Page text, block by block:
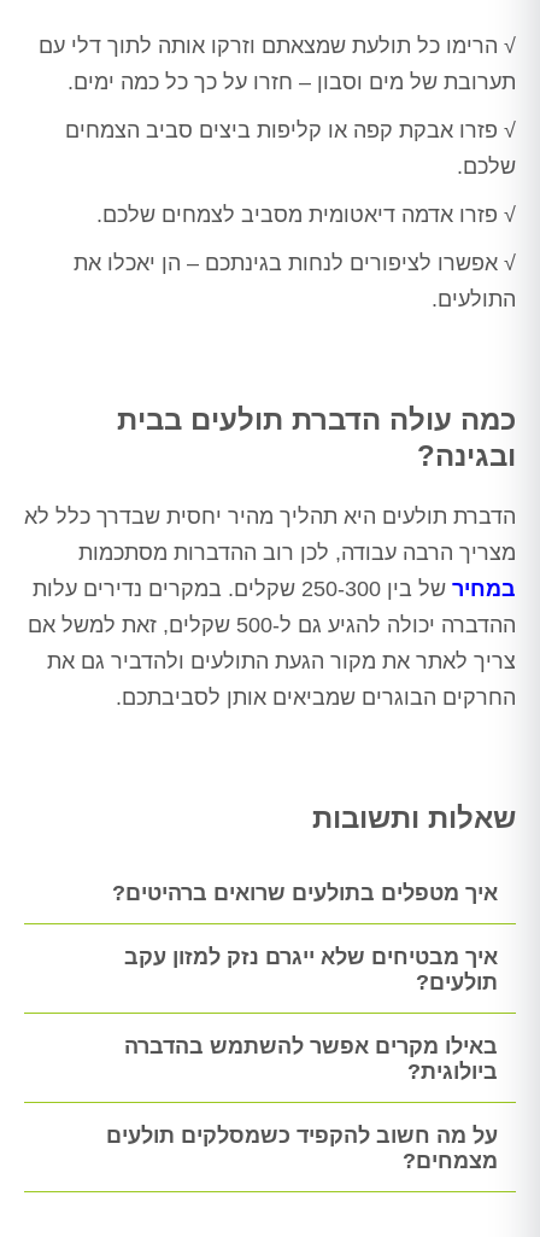
√ הרימו כל תולעת שמצאתם וזרקו אותה לתוך דלי עם
תערובת של מים וסבון – חזרו על כך כל כמה ימים.
√ פזרו אבקת קפה או קליפות ביצים סביב הצמחים
שלכם.
√ פזרו אדמה דיאטומית מסביב לצמחים שלכם.
√ אפשרו לציפורים לנחות בגינתכם – הן יאכלו את
התולעים.
כמה עולה הדברת תולעים בבית
ובגינה?
הדברת תולעים היא תהליך מהיר יחסית שבדרך כלל לא
מצריך הרבה עבודה, לכן רוב ההדברות מסתכמות
במחיר
של בין 250-300 שקלים. במקרים נדירים עלות
ההדברה יכולה להגיע גם ל-500 שקלים, זאת למשל אם
צריך לאתר את מקור הגעת התולעים ולהדביר גם את
החרקים הבוגרים שמביאים אותן לסביבתכם.
שאלות ותשובות
איך מטפלים בתולעים שרואים ברהיטים?
איך מבטיחים שלא ייגרם נזק למזון עקב
תולעים?
באילו מקרים אפשר להשתמש בהדברה
ביולוגית?
על מה חשוב להקפיד כשמסלקים תולעים
מצמחים?